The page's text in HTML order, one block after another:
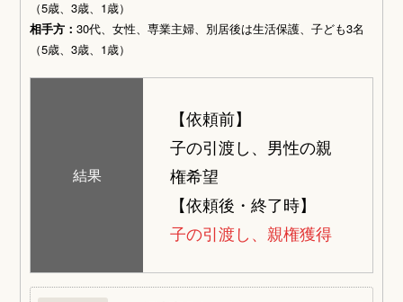
（5歳、3歳、1歳）
相手方：30代、女性、専業主婦、別居後は生活保護、子ども3名
（5歳、3歳、1歳）
結果
【依頼前】
子の引渡し、男性の親
権希望
【依頼後・終了時】
子の引渡し、親権獲得